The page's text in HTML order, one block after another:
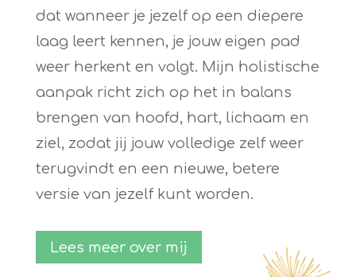
dat wanneer je jezelf op een diepere
laag leert kennen, je jouw eigen pad
weer herkent en volgt. Mijn holistische
aanpak richt zich op het in balans
brengen van hoofd, hart, lichaam en
ziel, zodat jij jouw volledige zelf weer
terugvindt en een nieuwe, betere
versie van jezelf kunt worden.
Lees meer over mij